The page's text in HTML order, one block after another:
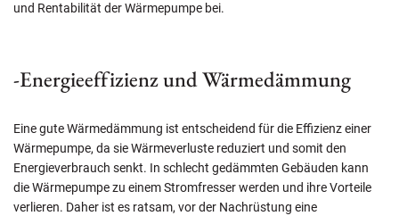
und Rentabilität der Wärmepumpe bei.
-Energieeffizienz und Wärmedämmung
Eine gute Wärmedämmung ist entscheidend für die Effizienz einer
Wärmepumpe, da sie Wärmeverluste reduziert und somit den
Energieverbrauch senkt. In schlecht gedämmten Gebäuden kann
die Wärmepumpe zu einem Stromfresser werden und ihre Vorteile
verlieren. Daher ist es ratsam, vor der Nachrüstung eine